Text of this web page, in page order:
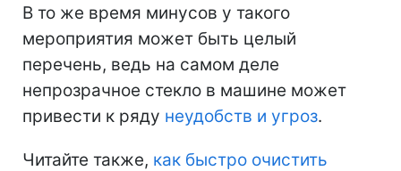
В то же время минусов у такого
мероприятия может быть целый
перечень, ведь на самом деле
непрозрачное стекло в машине может
привести к ряду неудобств и угроз.
Читайте также, как быстро очистить